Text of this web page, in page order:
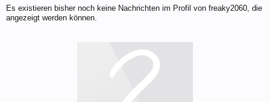
Es existieren bisher noch keine Nachrichten im Profil von freaky2060, die
angezeigt werden können.